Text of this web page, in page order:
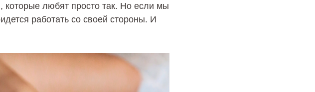
которые любят просто так. Но если мы
работать со своей стороны. И